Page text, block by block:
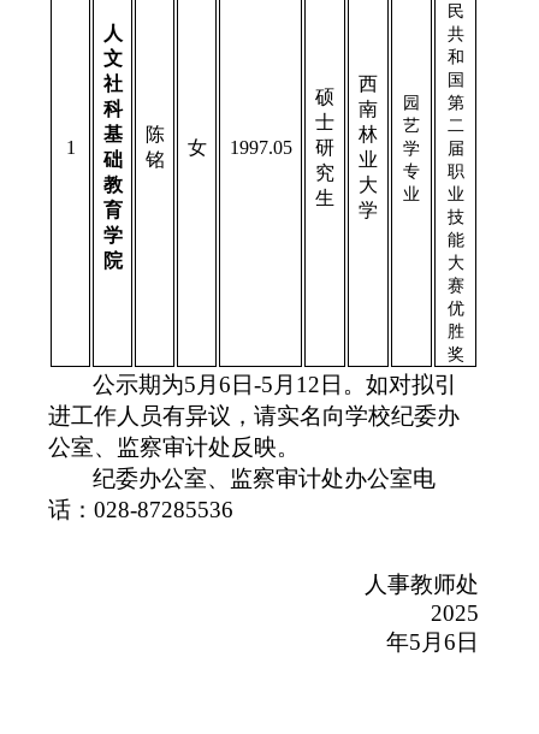
1
人
文
社
科
基
础
教
育
学
院
陈
铭
女 1997.05
硕
士
研
究
生
西
南
林
业
大
学
园
艺
学
专
业
民
共
和
国
第
二
届
职
业
技
能
大
赛
优
胜
奖
公示期为5月6日-5月12日。如对拟引
进工作人员有异议，请实名向学校纪委办
公室、监察审计处反映。
纪委办公室、监察审计处办公室电
话：028-87285536
人事教师处
2025
年5月6日